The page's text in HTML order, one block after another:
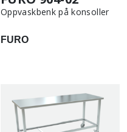
Oppvaskbenk på konsoller
FURO